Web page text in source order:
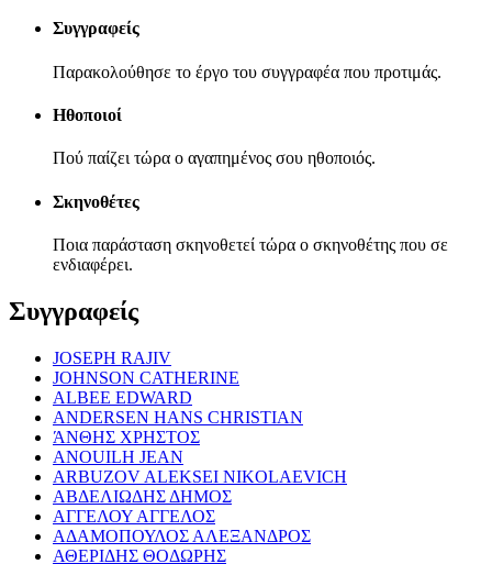
Συγγραφείς
Παρακολούθησε το έργο του συγγραφέα που προτιμάς.
Ηθοποιοί
Πού παίζει τώρα ο αγαπημένος σου ηθοποιός.
Σκηνοθέτες
Ποια παράσταση σκηνοθετεί τώρα ο σκηνοθέτης που σε
ενδιαφέρει.
Συγγραφείς
JOSEPH RAJIV
JOHNSON CATHERINE
ALBEE EDWARD
ANDERSEN HANS CHRISTIAN
ΆΝΘΗΣ ΧΡΗΣΤΟΣ
ANOUILH JEAN
ARBUZOV ALEKSEI NIKOLAEVICH
ΑΒΔΕΛΙΩΔΗΣ ΔΗΜΟΣ
ΑΓΓΕΛΟΥ ΑΓΓΕΛΟΣ
ΑΔΑΜΟΠΟΥΛΟΣ ΑΛΕΞΑΝΔΡΟΣ
ΑΘΕΡΙΔΗΣ ΘΟΔΩΡΗΣ